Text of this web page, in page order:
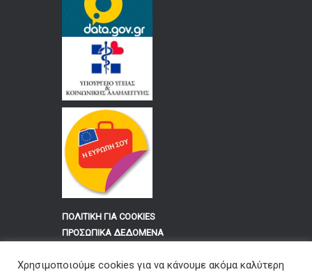
ΠΟΛΙΤΙΚΗ ΓΙΑ COOKIES
ΠΡΟΣΩΠΙΚΑ ΔΕΔΟΜΕΝΑ
Χρησιμοποιούμε cookies για να κάνουμε ακόμα καλύτερη